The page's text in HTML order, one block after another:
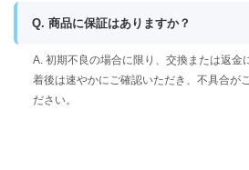
Q. 商品に保証はありますか？
A. 初期不良の場合に限り、交換または返金
着後は速やかにご確認いただき、不具合が
ださい。